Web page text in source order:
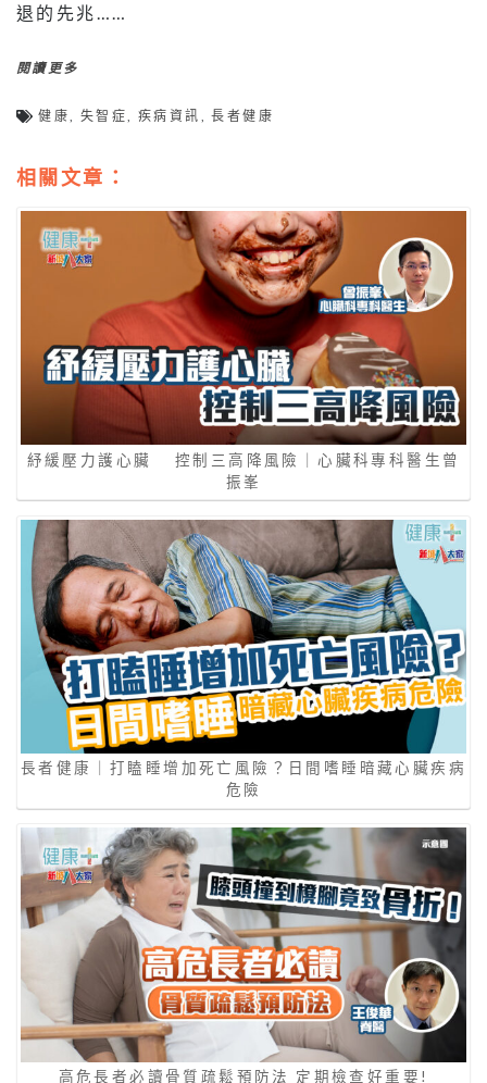
退的先兆……
閱讀更多
健康 ,失智症 ,疾病資訊 ,長者健康
相關文章：
紓緩壓力護心臟 控制三高降風險｜心臟科專科醫生曾
振峯
長者健康｜打瞌睡增加死亡風險？日間嗜睡暗藏心臟疾病
危險
高危長者必讀骨質疏鬆預防法 定期檢查好重要!